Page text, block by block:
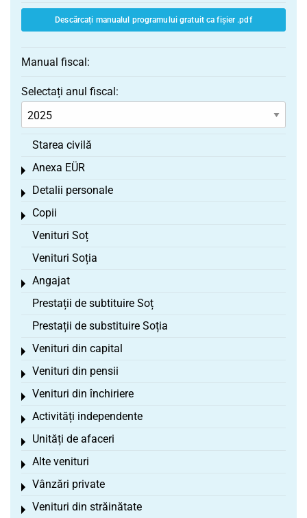
Descărcați manualul programului gratuit ca fișier .pdf
Manual fiscal:
Selectați anul fiscal:
Starea civilă
Anexa EÜR
Toggle menu
Detalii personale
Toggle menu
Copii
Toggle menu
Venituri Soț
Venituri Soția
Angajat
Toggle menu
Prestații de subtituire Soț
Prestații de substituire Soția
Venituri din capital
Toggle menu
Venituri din pensii
Toggle menu
Venituri din închiriere
Toggle menu
Activități independente
Toggle menu
Unități de afaceri
Toggle menu
Alte venituri
Toggle menu
Vânzări private
Toggle menu
Venituri din străinătate
Toggle menu